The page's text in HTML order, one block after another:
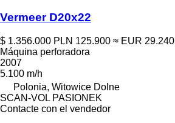
Vermeer D20x22
$ 1.356.000 PLN 125.900 ≈ EUR 29.240
Máquina perforadora
2007
5.100 m/h
Polonia, Witowice Dolne
SCAN-VOL PASIONEK
Contacte con el vendedor